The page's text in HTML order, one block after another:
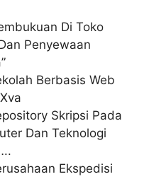
Di Toko
Penyewaan
Berbasis Web
Skripsi Pada
Dan Teknologi
Ekspedisi